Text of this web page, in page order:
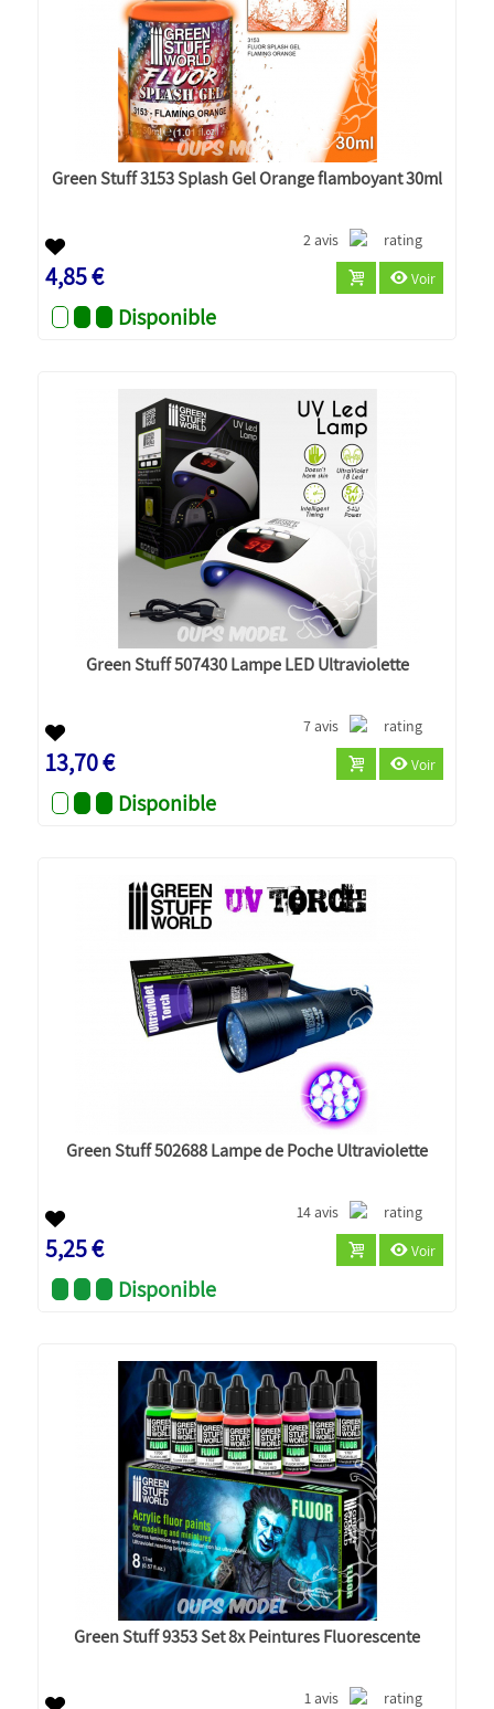
Green Stuff 3153 Splash Gel Orange flamboyant 30ml
2 avis
4,85 € Voir
Disponible
Green Stuff 507430 Lampe LED Ultraviolette
7 avis
13,70 € Voir
Disponible
Green Stuff 502688 Lampe de Poche Ultraviolette
14 avis
5,25 € Voir
Disponible
Green Stuff 9353 Set 8x Peintures Fluorescente
1 avis